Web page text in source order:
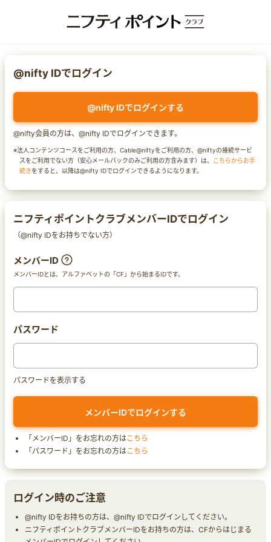
@nifty IDでログイン
@nifty IDでログインする
@nifty会員の方は、@nifty IDでログインできます。
※法人コンテンツコースをご利用の方、Cable@niftyをご利用の方、@niftyの接続サービ
スをご利用でない方（安心メールパックのみご利用の方含みます）は、 こちらからお手
続きをすると、以降は@nifty IDでログインできるようになります。
ニフティポイントクラブメンバーIDでログイン
（@nifty IDをお持ちでない方）
メンバーID
メンバーIDとは、アルファベットの「CF」から始まるIDです。
パスワード
パスワードを表示する
「メンバーID」をお忘れの方はこちら
「パスワード」をお忘れの方はこちら
ログイン時のご注意
@nifty IDをお持ちの方は、@nifty IDでログインしてください。
ニフティポイントクラブメンバーIDをお持ちの方は、CFからはじまる